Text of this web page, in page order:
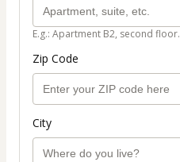
E.g.: Apartment B2, second floor.
Zip Code
City